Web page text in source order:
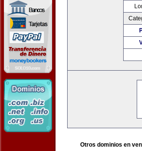
Otros dominios en